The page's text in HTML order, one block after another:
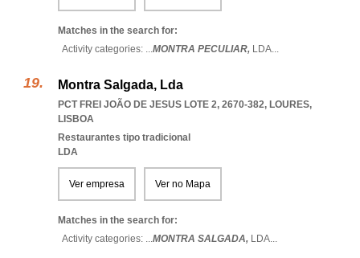
Matches in the search for:
Activity categories: ...MONTRA PECULIAR, LDA...
Montra Salgada, Lda
PCT FREI JOÃO DE JESUS LOTE 2, 2670-382, LOURES,
LISBOA
Restaurantes tipo tradicional
LDA
Ver empresa Ver no Mapa
Matches in the search for:
Activity categories: ...MONTRA SALGADA, LDA...